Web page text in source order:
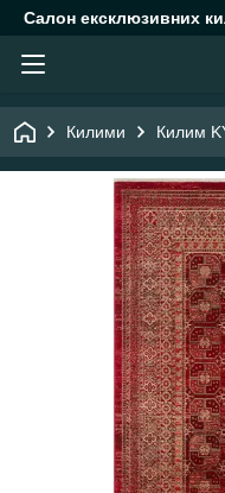
Салон ексклюзивних
Килими Килим